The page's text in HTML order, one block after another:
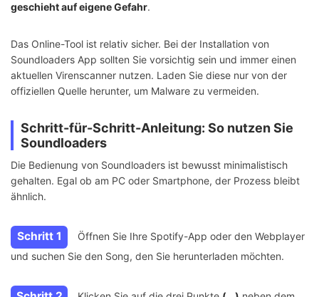
geschieht auf eigene Gefahr.
Das Online-Tool ist relativ sicher. Bei der Installation von
Soundloaders App sollten Sie vorsichtig sein und immer einen
aktuellen Virenscanner nutzen. Laden Sie diese nur von der
offiziellen Quelle herunter, um Malware zu vermeiden.
Schritt-für-Schritt-Anleitung: So nutzen Sie
Soundloaders
Die Bedienung von Soundloaders ist bewusst minimalistisch
gehalten. Egal ob am PC oder Smartphone, der Prozess bleibt
ähnlich.
Schritt 1
Öffnen Sie Ihre Spotify-App oder den Webplayer
und suchen Sie den Song, den Sie herunterladen möchten.